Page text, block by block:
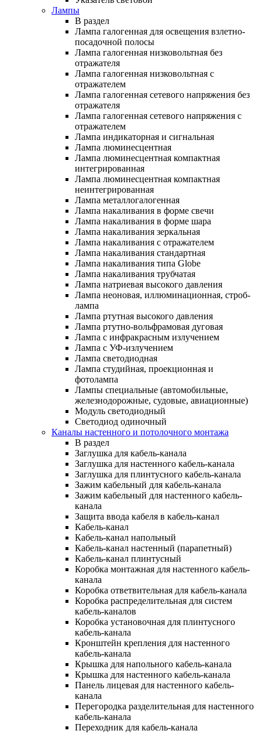
Лампы
В раздел
Лампа галогенная для освещения взлетно-
посадочной полосы
Лампа галогенная низковольтная без
отражателя
Лампа галогенная низковольтная с
отражателем
Лампа галогенная сетевого напряжения без
отражателя
Лампа галогенная сетевого напряжения с
отражателем
Лампа индикаторная и сигнальная
Лампа люминесцентная
Лампа люминесцентная компактная
интегрированная
Лампа люминесцентная компактная
неинтегрированная
Лампа металлогалогенная
Лампа накаливания в форме свечи
Лампа накаливания в форме шара
Лампа накаливания зеркальная
Лампа накаливания с отражателем
Лампа накаливания стандартная
Лампа накаливания типа Globe
Лампа накаливания трубчатая
Лампа натриевая высокого давления
Лампа неоновая, иллюминационная, строб-
лампа
Лампа ртутная высокого давления
Лампа ртутно-вольфрамовая дуговая
Лампа с инфракрасным излучением
Лампа с УФ-излучением
Лампа светодиодная
Лампа студийная, проекционная и
фотолампа
Лампы специальные (автомобильные,
железнодорожные, судовые, авиационные)
Модуль светодиодный
Светодиод одиночный
Каналы настенного и потолочного монтажа
В раздел
Заглушка для кабель-канала
Заглушка для настенного кабель-канала
Заглушка для плинтусного кабель-канала
Зажим кабельный для кабель-канала
Зажим кабельный для настенного кабель-
канала
Защита ввода кабеля в кабель-канал
Кабель-канал
Кабель-канал напольный
Кабель-канал настенный (парапетный)
Кабель-канал плинтусный
Коробка монтажная для настенного кабель-
канала
Коробка ответвительная для кабель-канала
Коробка распределительная для систем
кабель-каналов
Коробка установочная для плинтусного
кабель-канала
Кронштейн крепления для настенного
кабель-канала
Крышка для напольного кабель-канала
Крышка для настенного кабель-канала
Панель лицевая для настенного кабель-
канала
Перегородка разделительная для настенного
кабель-канала
Переходник для кабель-канала